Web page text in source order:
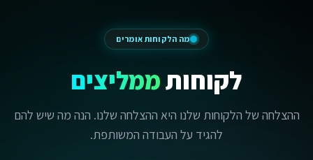
מה הלקוחות אומרים
לקוחותממליצים
ההצלחה של הלקוחות שלנו היא ההצלחה שלנו. הנה מה שיש להם
להגיד על העבודה המשותפת.